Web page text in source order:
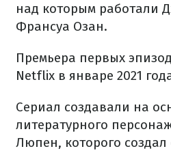
над которым работали
Франсуа Озан.
Премьера первых
Netflix в январе 2021
Сериал создавали на
литературного
Люпен, которого